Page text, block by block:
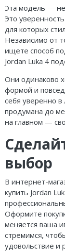
Эта модель — не
Это
для которых
Независимо от
ищете способ
Jordan Luka 4
Они одинаково
формой и
себя уверенно
продумана до
на главном —
выбор
В интернет-
купить Jordan
Оформите
меняется ваша
стремимся,
удовольствие и